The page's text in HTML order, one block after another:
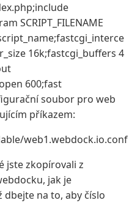
SCRIPT_FILENAME
16k;fastcgi_buffers 4
600;fast
soubor pro web
příkazem:
web1.webdock.io.conf
jste zkopírovali z
jak je
dbejte na to, aby číslo